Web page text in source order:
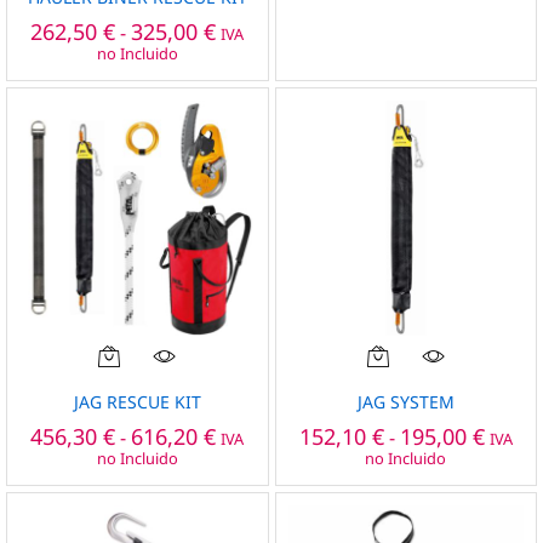
Las
opciones
se
pueden
elegir
en
la
página
producto
262,50€-325,00€Rango
de
desde
hasta
325,00 €
IVA
no Incluido
Este
producto
múltiples
Las
opciones
JAG RESCUE KIT
456,30€- 616,20€Rango
de
desde
IVA
no Incluido
Este
producto
múltiples
Las
opciones
JAG SYSTEM
152,10 €- 195,00 €Rango
de
desde
IVA
no Incluido